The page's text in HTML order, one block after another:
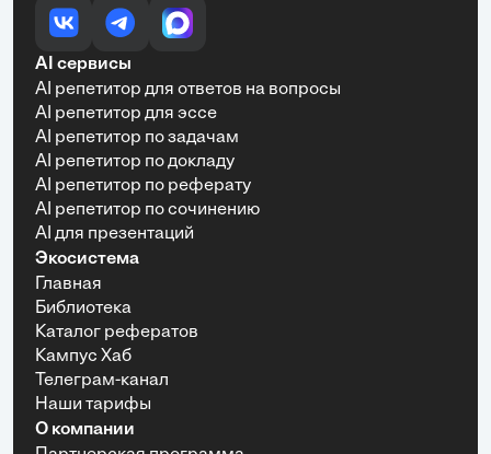
AI сервисы
AI репетитор для ответов на вопросы
AI репетитор для эссе
AI репетитор по задачам
AI репетитор по докладу
AI репетитор по реферату
AI репетитор по сочинению
AI для презентаций
Экосистема
Главная
Библиотека
Каталог рефератов
Кампус Хаб
Телеграм-канал
Наши тарифы
О компании